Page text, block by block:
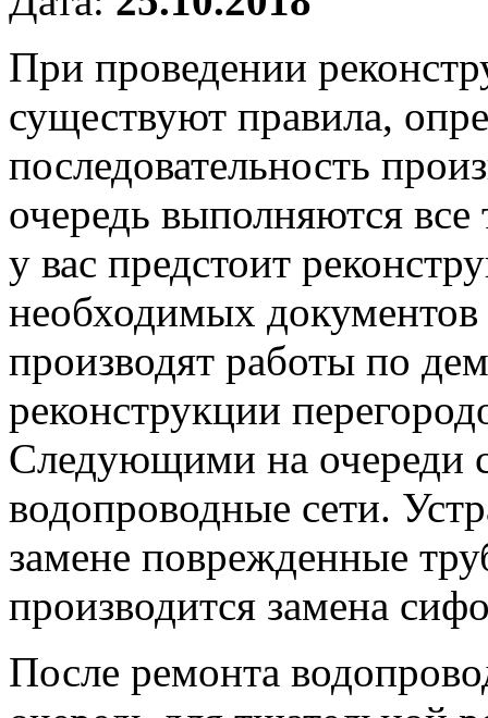
При проведении
существуют правила,
последовательность
очередь выполняются все
у вас предстоит
необходимых
производят работы по
реконструкции
Следующими на очереди
водопроводные сети.
замене поврежденные
производится замена
После ремонта